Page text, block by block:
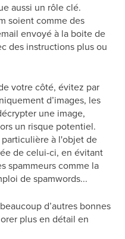
aussi un rôle clé.
soient comme des
envoyé à la boite de
des instructions plus ou
votre côté, évitez par
d’images, les
une image,
un risque potentiel.
à l'objet de
de celui-ci, en évitant
spammeurs comme la
de spamwords...
d’autres bonnes
plus en détail en